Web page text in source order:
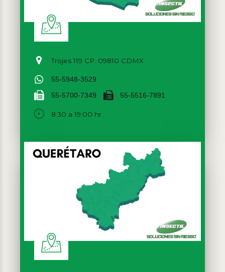
Trojes 119 CP. 09810 CDMX
55-5948-3529
55-5700-7349 55-5516-7891
8:30 a 19:00 hr